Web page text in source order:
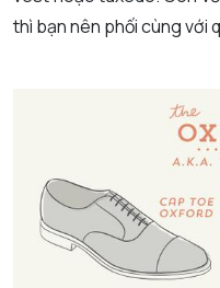
thì bạn nên phối cùng với